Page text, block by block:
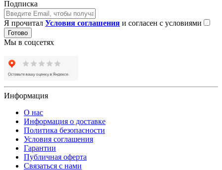
Подписка
Я прочитал Условия соглашения и согласен с условиями
Готово
Мы в соцсетях
Информация
О нас
Информация о доставке
Политика безопасности
Условия соглашения
Гарантии
Публичная оферта
Связаться с нами